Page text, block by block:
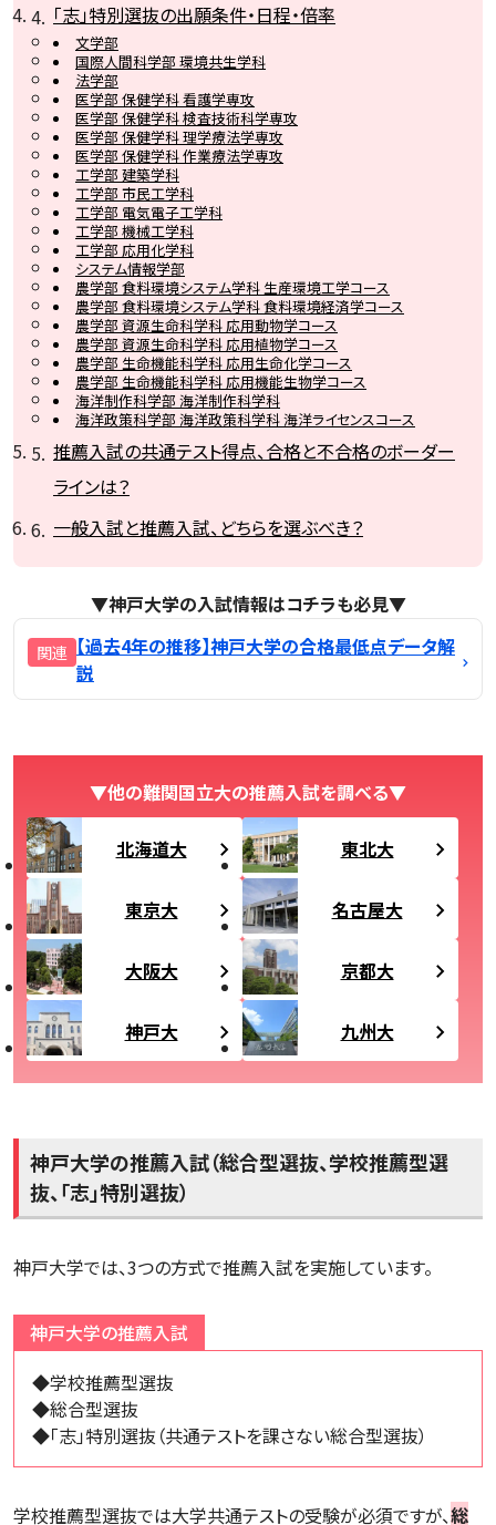
「志」特別選抜の出願条件・日程・倍率
文学部
国際人間科学部 環境共生学科
法学部
医学部 保健学科 看護学専攻
医学部 保健学科 検査技術科学専攻
医学部 保健学科 理学療法学専攻
医学部 保健学科 作業療法学専攻
工学部 建築学科
工学部 市民工学科
工学部 電気電子工学科
工学部 機械工学科
工学部 応用化学科
システム情報学部
農学部 食料環境システム学科 生産環境工学コース
農学部 食料環境システム学科 食料環境経済学コース
農学部 資源生命科学科 応用動物学コース
農学部 資源生命科学科 応用植物学コース
農学部 生命機能科学科 応用生命化学コース
農学部 生命機能科学科 応用機能生物学コース
海洋制作科学部 海洋制作科学科
海洋政策科学部 海洋政策科学科 海洋ライセンスコース
推薦入試の共通テスト得点、合格と不合格のボーダー
ラインは？
一般入試と推薦入試、どちらを選ぶべき？
▼神戸大学の入試情報はコチラも必見▼
【過去4年の推移】神戸大学の合格最低点データ解
説
▼他の難関国立大の推薦入試を調べる▼
北海道大 東北大
東京大 名古屋大
大阪大 京都大
神戸大 九州大
神戸大学の推薦入試（総合型選抜、学校推薦型選
抜、「志」特別選抜）
神戸大学では、3つの方式で推薦入試を実施しています。
神戸大学の推薦入試
◆学校推薦型選抜
◆総合型選抜
◆「志」特別選抜（共通テストを課さない総合型選抜）
学校推薦型選抜では大学共通テストの受験が必須ですが、総